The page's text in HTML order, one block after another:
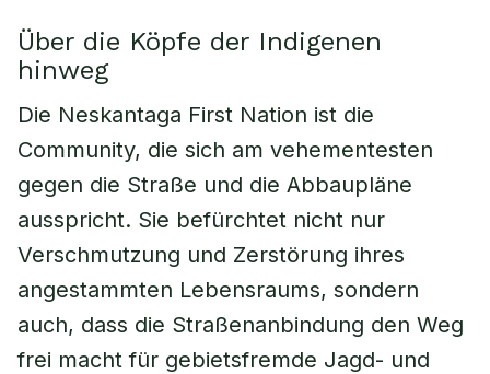
Über die Köpfe der Indigenen
hinweg
Die Neskantaga First Nation ist die
Community, die sich am vehementesten
gegen die Straße und die Abbaupläne
ausspricht. Sie befürchtet nicht nur
Verschmutzung und Zerstörung ihres
angestammten Lebensraums, sondern
auch, dass die Straßenanbindung den Weg
frei macht für gebietsfremde Jagd- und